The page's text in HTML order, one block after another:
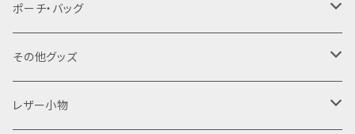
バッテリーケース
18650用
18350用
VAPEデバイス用スリーブ・ケース
iStick Pico 75w
ポーチ・バッグ
ファスナーポーチ
L字ファスナーポーチ
巾着バッグ
その他グッズ
Tシャツ
レザー小物